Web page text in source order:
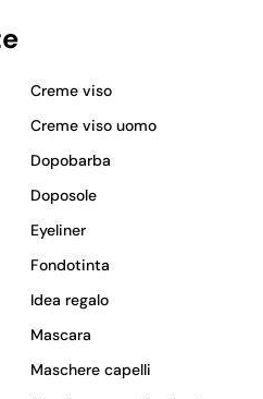
Creme viso
Creme viso uomo
Dopobarba
Doposole
Eyeliner
Fondotinta
Idea regalo
Mascara
Maschere capelli